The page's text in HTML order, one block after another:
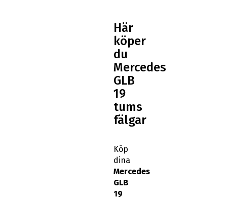
Här
köper
du
Mercedes
GLB
19
tums
fälgar
Köp
dina
Mercedes
GLB
19